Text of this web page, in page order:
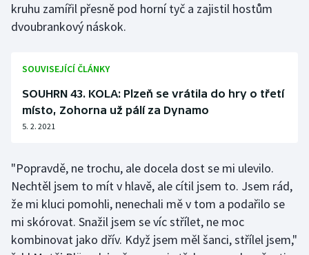
Veslování
Volejbal
Ostatní
kruhu zamířil přesně pod horní tyč a zajistil hostům
dvoubrankový náskok.
SOUVISEJÍCÍ ČLÁNKY
SOUHRN 43. KOLA: Plzeň se vrátila do hry o třetí
místo, Zohorna už pálí za Dynamo
5. 2. 2021
"Popravdě, ne trochu, ale docela dost se mi ulevilo.
Nechtěl jsem to mít v hlavě, ale cítil jsem to. Jsem rád,
že mi kluci pomohli, nenechali mě v tom a podařilo se
mi skórovat. Snažil jsem se víc střílet, ne moc
kombinovat jako dřív. Když jsem měl šanci, střílel jsem,"